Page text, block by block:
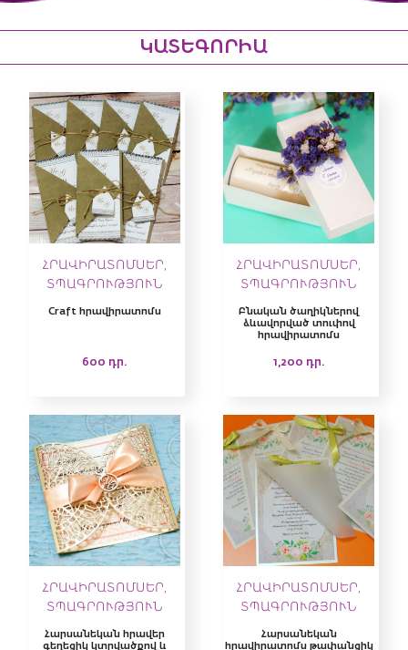
ԿԱՏԵԳՈՐԻԱ
ՀՐԱՎԻՐԱՏՈՄՍԵՐ,
ՏՊԱԳՐՈՒԹՅՈՒՆ
Craft հրավիրատոմս
600 դր.
ՀՐԱՎԻՐԱՏՈՄՍԵՐ,
ՏՊԱԳՐՈՒԹՅՈՒՆ
Բնական ծաղիկներով
ձևավորված տուփով
հրավիրատոմս
1,200 դր.
ՀՐԱՎԻՐԱՏՈՄՍԵՐ,
ՏՊԱԳՐՈՒԹՅՈՒՆ
Հարսանեկան հրավեր
գեղեցիկ կտրվածքով և
ՀՐԱՎԻՐԱՏՈՄՍԵՐ,
ՏՊԱԳՐՈՒԹՅՈՒՆ
Հարսանեկան
հրավիրատոմս թափանցիկ